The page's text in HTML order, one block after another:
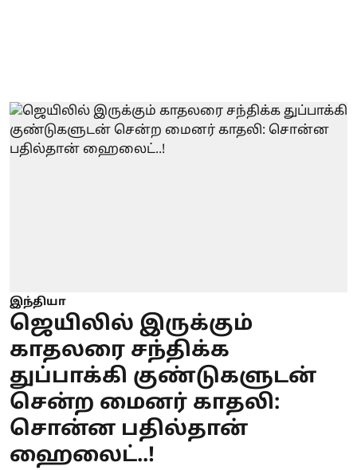
இந்தியா
ஜெயிலில் இருக்கும்
காதலரை சந்திக்க
துப்பாக்கி குண்டுகளுடன்
சென்ற மைனர் காதலி:
சொன்ன பதில்தான்
ஹைலைட்..!